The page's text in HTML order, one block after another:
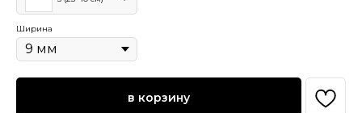
Ширина
в корзину